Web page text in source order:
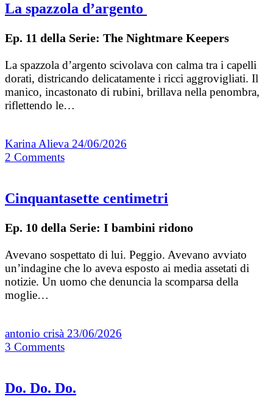
La spazzola d’argento
Ep. 11 della Serie: The Nightmare Keepers
La spazzola d’argento scivolava con calma tra i capelli
dorati, districando delicatamente i ricci aggrovigliati. Il
manico, incastonato di rubini, brillava nella penombra,
riflettendo le…
Karina Alieva 24/06/2026
2 Comments
Cinquantasette centimetri
Ep. 10 della Serie: I bambini ridono
Avevano sospettato di lui. Peggio. Avevano avviato
un’indagine che lo aveva esposto ai media assetati di
notizie. Un uomo che denuncia la scomparsa della
moglie…
antonio crisà 23/06/2026
3 Comments
Do. Do. Do.